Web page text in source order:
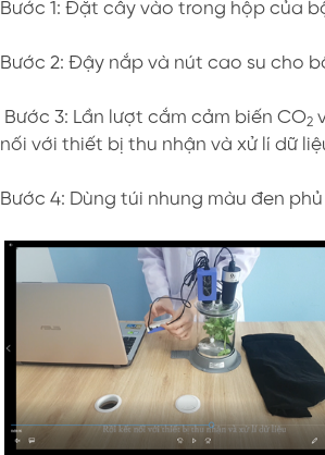
Bước 1: Đặt cây vào trong hộp của
Bước 2: Đậy nắp và nút cao su cho
Bước 3: Lần lượt cắm cảm biến CO2
nối với thiết bị thu nhận và xử lí dữ
Bước 4: Dùng túi nhung màu đen